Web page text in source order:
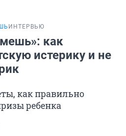
ИНТЕРВЬЮ
как
истерику и не
как правильно
ребенка